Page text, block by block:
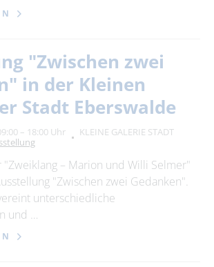
SUCHEN
"Zwischen zwei
in der Kleinen
Stadt Eberswalde
– 18:00 Uhr
KLEINE GALERIE STADT
"Zweiklang – Marion und Willi Selmer"
"Zwischen zwei Gedanken".
unterschiedliche
und …